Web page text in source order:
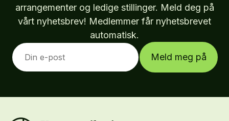
arrangementer og ledige stillinger. Meld deg på
vårt nyhetsbrev! Medlemmer får nyhetsbrevet
automatisk.
Meld meg på